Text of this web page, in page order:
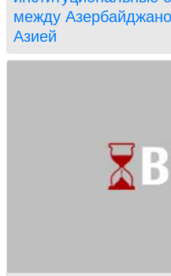
между
Азией